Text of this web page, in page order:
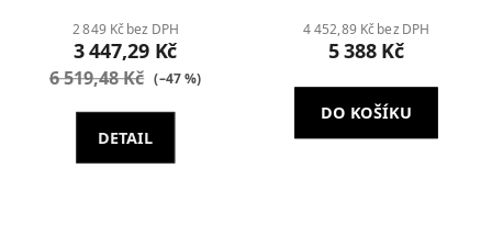
2 849 Kč bez DPH
3 447,29 Kč
6 519,48 Kč (–47 %)
DETAIL
4 452,89 Kč bez DPH
5 388 Kč
DO KOŠÍKU